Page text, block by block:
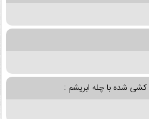
شده با چله ابریشم :